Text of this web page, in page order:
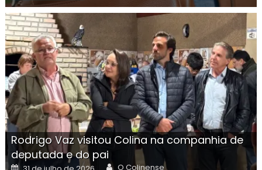
Rodrigo Vaz visitou Colina na companhia de
deputada e do pai
Posted Author
O Colinense